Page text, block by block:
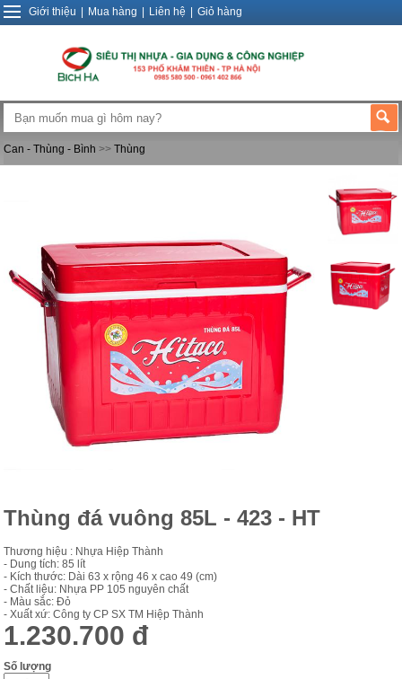
Giới thiệu Mua hàng Liên hệ Giỏ hàng
Can - Thùng - Bình >>Thùng
Thùng đá vuông 85L - 423 - HT
Thương hiệu : Nhựa Hiệp Thành
- Dung tích: 85 lít
- Kích thước: Dài 63 x rộng 46 x cao 49 (cm)
- Chất liệu: Nhựa PP 105 nguyên chất
- Màu sắc: Đỏ
- Xuất xứ: Công ty CP SX TM Hiệp Thành
1.230.700 đ
Số lượng